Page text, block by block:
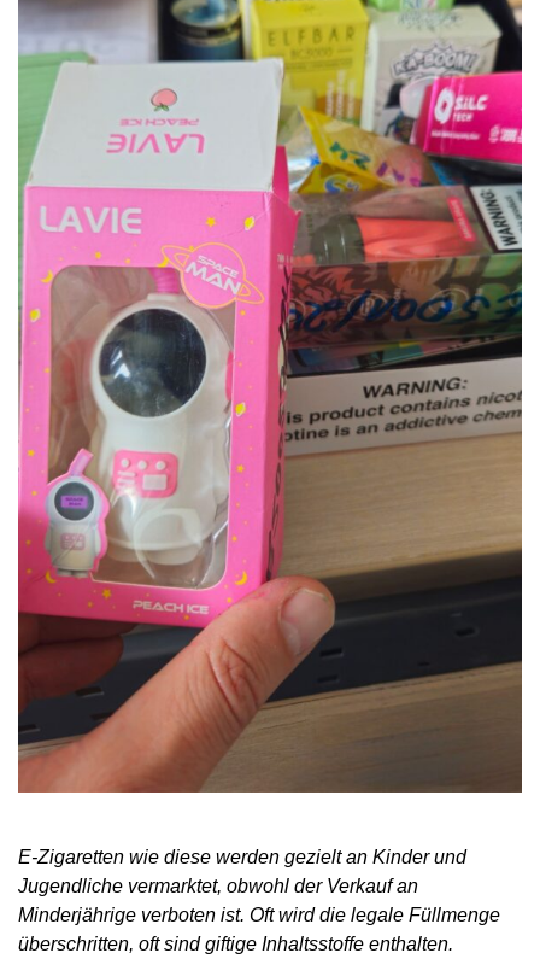
E-Zigaretten wie diese werden gezielt an Kinder und
Jugendliche vermarktet, obwohl der Verkauf an
Minderjährige verboten ist. Oft wird die legale Füllmenge
überschritten, oft sind giftige Inhaltsstoffe enthalten.